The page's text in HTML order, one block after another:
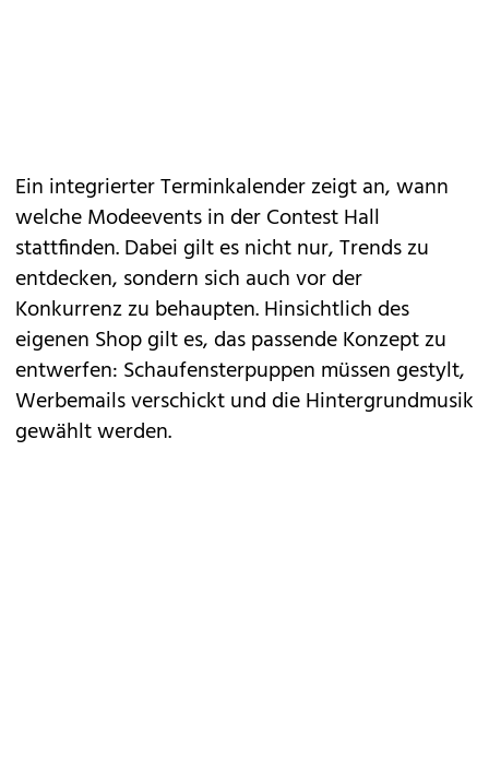
Ein integrierter Terminkalender zeigt an, wann
welche Modeevents in der Contest Hall
stattfinden. Dabei gilt es nicht nur, Trends zu
entdecken, sondern sich auch vor der
Konkurrenz zu behaupten. Hinsichtlich des
eigenen Shop gilt es, das passende Konzept zu
entwerfen: Schaufensterpuppen müssen gestylt,
Werbemails verschickt und die Hintergrundmusik
gewählt werden.